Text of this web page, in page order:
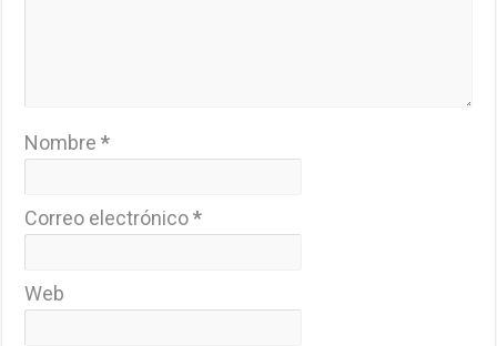
Nombre*
Correo electrónico*
Web